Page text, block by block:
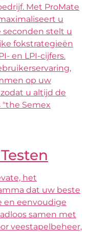
Met ProMate
u
stelt u
fokstrategieën
en LPI-cijfers.
op uw
u altijd de
"the Semex
het
dat uw beste
en eenvoudige
samen met
veestapelbeheer,